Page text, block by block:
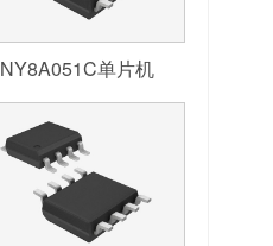
NY8A051C单片机